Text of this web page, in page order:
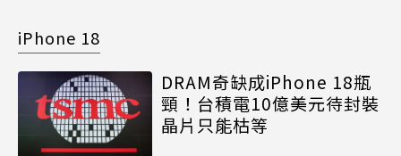
iPhone 18
DRAM奇缺成iPhone 18瓶
頸！台積電10億美元待封裝
晶片只能枯等